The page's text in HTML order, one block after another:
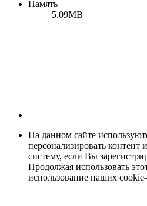
Память
5.09MB
На данном сайте
персонализировать контент
систему, если Вы
Продолжая использовать
использование наших